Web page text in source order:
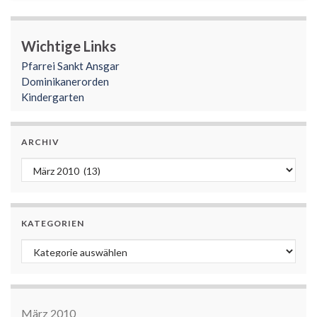
Wichtige Links
Pfarrei Sankt Ansgar
Dominikanerorden
Kindergarten
ARCHIV
Archiv
KATEGORIEN
Kategorien
März 2010